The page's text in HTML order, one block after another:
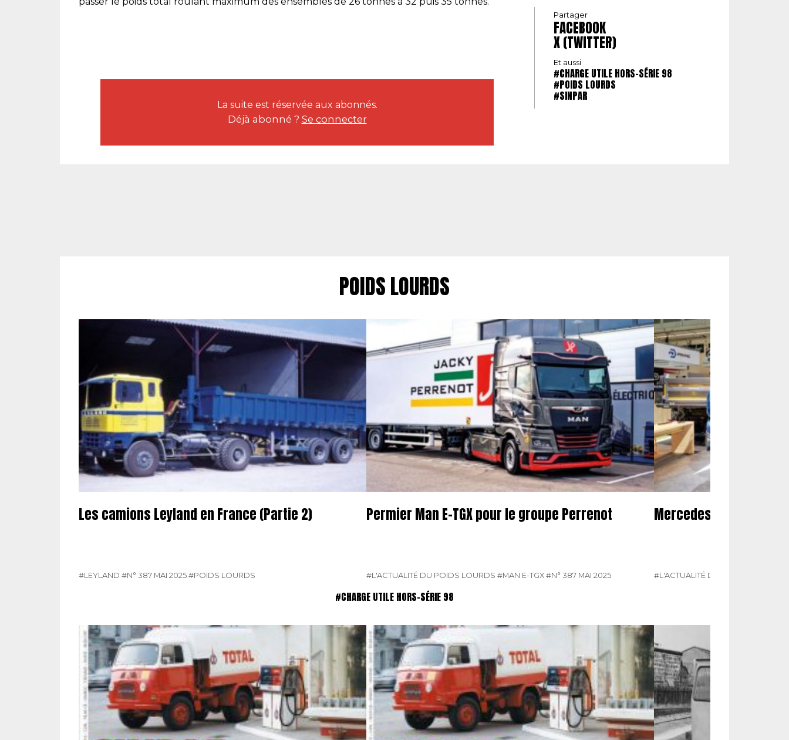
La suite est réservée aux abonnés.
Déjà abonné ? Se connecter
Partager
FACEBOOK
X (TWITTER)
Et aussi
#CHARGE UTILE HORS-SÉRIE 98
#POIDS LOURDS
#SINPAR
POIDS LOURDS
Les camions Leyland en France (Partie 2)
#LEYLAND #N° 387 MAI 2025#POIDS LOURDS
Permier Man E-TGX pour le groupe Perrenot
#L'ACTUALITÉ DU POIDS LOURDS #MAN E-TGX#N° 387 MAI 2025
Mercedes présente
#L'ACTUALITÉ DU POIDS LOURDS
#CHARGE UTILE HORS-SÉRIE 98